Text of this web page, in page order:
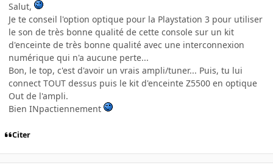
Salut,
Je te conseil l'option optique pour la Playstation 3 pour utiliser
le son de très bonne qualité de cette console sur un kit
d'enceinte de très bonne qualité avec une interconnexion
numérique qui n'a aucune perte...
Bon, le top, c'est d'avoir un vrais ampli/tuner... Puis, tu lui
connect TOUT dessus puis le kit d'enceinte Z5500 en optique
Out de l'ampli.
Bien INpactiennement
Citer